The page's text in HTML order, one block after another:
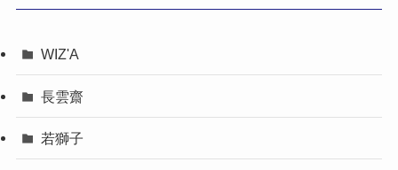
WIZ'A
長雲齋
若獅子